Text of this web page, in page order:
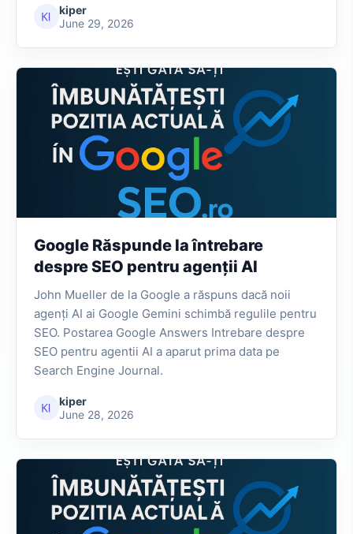
kiper
June 29, 2026
Google Răspunde la întrebare
despre SEO pentru agenții AI
John Mueller de la Google a răspuns dacă noii
agenți AI ai Google Gemini schimbă regulile pentru
SEO. Postarea Google Answers Intrebare despre
SEO pentru agentii AI a aparut prima data pe
Search Engine Journal.
kiper
June 28, 2026